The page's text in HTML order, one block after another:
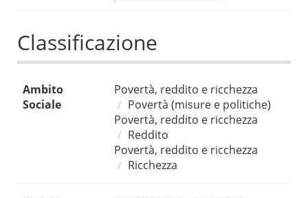
Classificazione
Ambito
Sociale
Povertà, reddito e ricchezza
Povertà (misure e politiche)
Povertà, reddito e ricchezza
Reddito
Povertà, reddito e ricchezza
Ricchezza